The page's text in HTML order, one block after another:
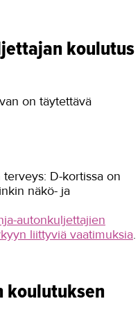
koulutus
on täytettävä
D-kortissa on
näkö- ja
autonkuljettajien
liittyviä vaatimuksia.
koulutuksen